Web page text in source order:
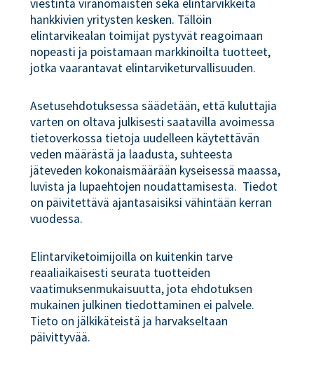
viestintä viranomaisten sekä elintarvikkeita
hankkivien yritysten kesken. Tällöin
elintarvikealan toimijat pystyvät reagoimaan
nopeasti ja poistamaan markkinoilta tuotteet,
jotka vaarantavat elintarviketurvallisuuden.
Asetusehdotuksessa säädetään, että kuluttajia
varten on oltava julkisesti saatavilla avoimessa
tietoverkossa tietoja uudelleen käytettävän
veden määrästä ja laadusta, suhteesta
jäteveden kokonaismäärään kyseisessä maassa,
luvista ja lupaehtojen noudattamisesta. Tiedot
on päivitettävä ajantasaisiksi vähintään kerran
vuodessa.
Elintarviketoimijoilla on kuitenkin tarve
reaaliaikaisesti seurata tuotteiden
vaatimuksenmukaisuutta, jota ehdotuksen
mukainen julkinen tiedottaminen ei palvele.
Tieto on jälkikäteistä ja harvakseltaan
päivittyvää.